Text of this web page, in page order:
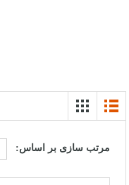
مرتب سازی بر اساس: